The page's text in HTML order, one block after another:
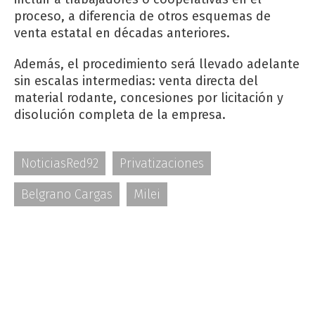
proceso, a diferencia de otros esquemas de
venta estatal en décadas anteriores.
Además, el procedimiento será llevado adelante
sin escalas intermedias: venta directa del
material rodante, concesiones por licitación y
disolución completa de la empresa.
NoticiasRed92
Privatizaciones
Belgrano Cargas
Milei